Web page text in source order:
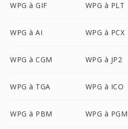
WPG à GIF WPG à PLT
WPG à AI WPG à PCX
WPG à CGM WPG à JP2
WPG à TGA WPG à ICO
WPG à PBM WPG à PGM